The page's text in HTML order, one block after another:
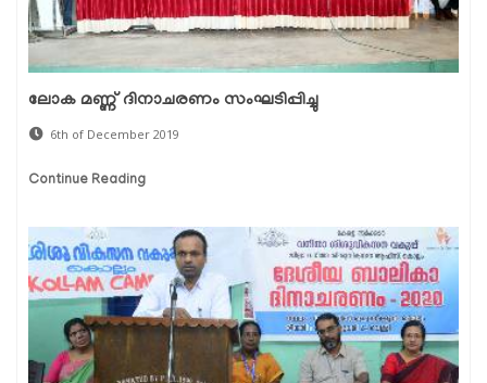
ലോക മണ്ണ് ദിനാചരണം സംഘടിപ്പിച്ചു
6th of December 2019
Continue Reading